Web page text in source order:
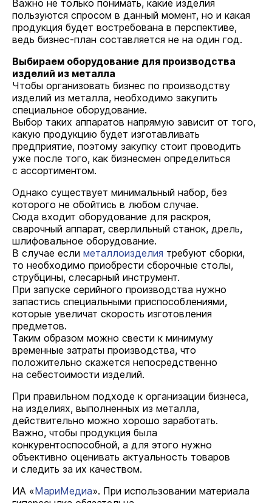
Важно не только понимать, какие изделия
пользуются спросом в данный момент, но и какая
продукция будет востребована в перспективе,
ведь бизнес-план составляется не на один год.
Выбираем оборудование для производства
изделий из металла
Чтобы организовать бизнес по производству
изделий из металла, необходимо закупить
специальное оборудование.
Выбор таких аппаратов напрямую зависит от того,
какую продукцию будет изготавливать
предприятие, поэтому закупку стоит проводить
уже после того, как бизнесмен определиться
с ассортиментом.
Однако существует минимальный набор, без
которого не обойтись в любом случае.
Сюда входит оборудование для раскроя,
сварочный аппарат, сверлильный станок, дрель,
шлифовальное оборудование.
В случае если металлоизделия требуют сборки,
то необходимо приобрести сборочные столы,
струбцины, слесарный инструмент.
При запуске серийного производства нужно
запастись специальными приспособлениями,
которые увеличат скорость изготовления
предметов.
Таким образом можно свести к минимуму
временные затраты производства, что
положительно скажется непосредственно
на себестоимости изделий.
При правильном подходе к организации бизнеса,
на изделиях, выполненных из металла,
действительно можно хорошо заработать.
Важно, чтобы продукция была
конкурентоспособной, а для этого нужно
объективно оценивать актуальность товаров
и следить за их качеством.
ИА «МариМедиа». При использовании материала